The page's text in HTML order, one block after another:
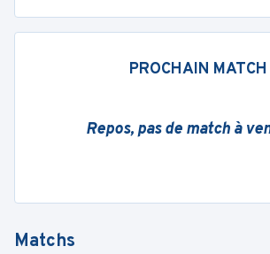
PROCHAIN MATCH
Repos, pas de match à
Matchs